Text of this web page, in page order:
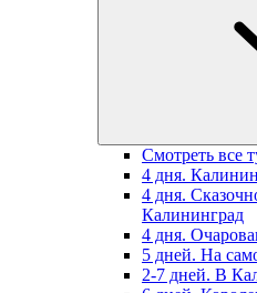
Смотреть все
4 дня.
4 дня.
Калининград
4 дня.
5 дней. На
2-7 дней. В